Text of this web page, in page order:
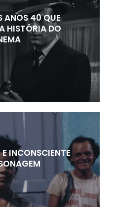
ANOS 40 QUE
HISTÓRIA DO
INCONSCIENTE